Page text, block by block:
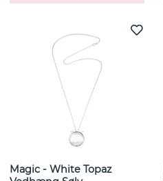
Magic - White Topaz